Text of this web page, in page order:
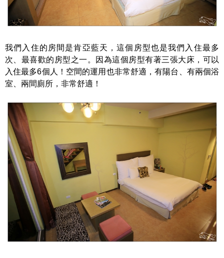
我們入住的房間是肯亞藍天，這個房型也是我們入住最多
次、最喜歡的房型之一。因為這個房型有著三張大床，可以
入住最多6個人！空間的運用也非常舒適，有陽台、有兩個浴
室、兩間廁所，非常舒適！